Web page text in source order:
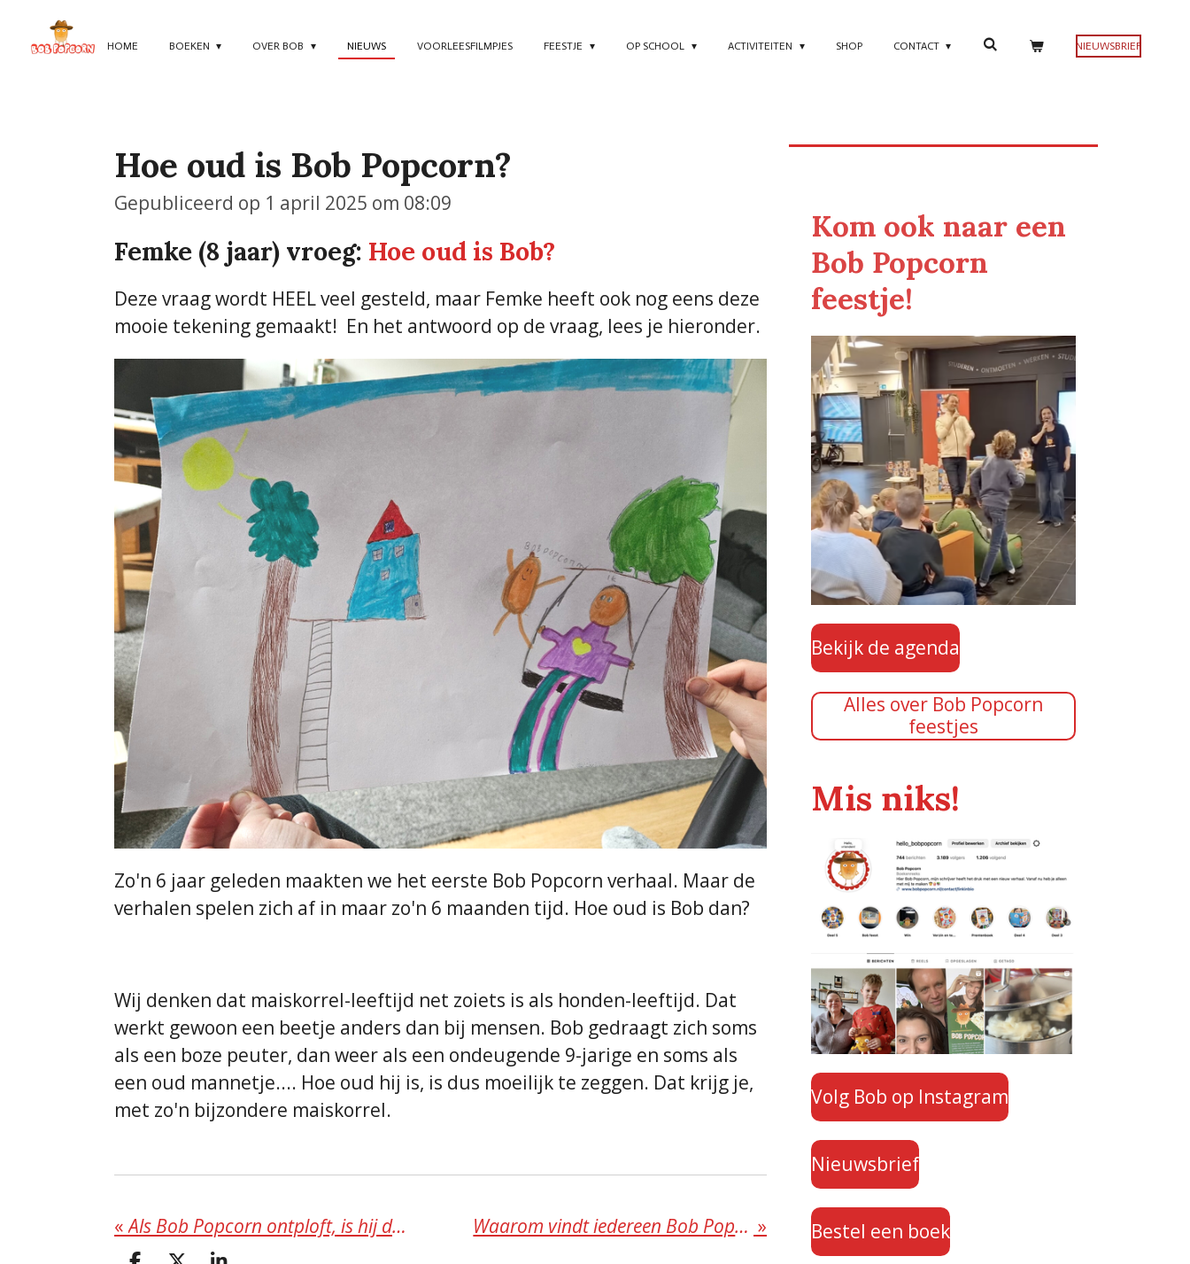
direct
HOME BOEKEN OVER BOB NIEUWS VOORLEESFILMPJES FEESTJE OP SCHOOL ACTIVITEITEN SHOP CONTACT NIEUWSBRIEF
Hoe oud is Bob Popcorn?
Gepubliceerd op 1 april 2025 om 08:09
Femke (8 jaar) vroeg: Hoe oud is Bob?
Deze vraag wordt HEEL veel gesteld, maar Femke heeft ook nog eens deze
mooie tekening gemaakt! En het antwoord op de vraag, lees je hieronder.
Zo'n 6 jaar geleden maakten we het eerste Bob Popcorn verhaal. Maar de
verhalen spelen zich af in maar zo'n 6 maanden tijd. Hoe oud is Bob dan?
Wij denken dat maiskorrel-leeftijd net zoiets is als honden-leeftijd. Dat
werkt gewoon een beetje anders dan bij mensen. Bob gedraagt zich soms
als een boze peuter, dan weer als een ondeugende 9-jarige en soms als
een oud mannetje.... Hoe oud hij is, is dus moeilijk te zeggen. Dat krijg je,
met zo'n bijzondere maiskorrel.
« Als Bob Popcorn ontploft, is hij dan heet? Waarom vindt iedereen Bob Popcorn zo leuk en de vragen van Stella »
Kom ook naar een
Bob Popcorn
feestje!
Bekijk de agenda
Alles over Bob Popcorn
feestjes
Mis niks!
Volg Bob op Instagram
Nieuwsbrief
Bestel een boek